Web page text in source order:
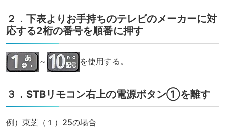
２．下表よりお手持ちのテレビのメーカーに対
応する2桁の番号を順番に押す
～ を使用する。
３．STBリモコン右上の電源ボタン①を離す
例）東芝（１）25の場合